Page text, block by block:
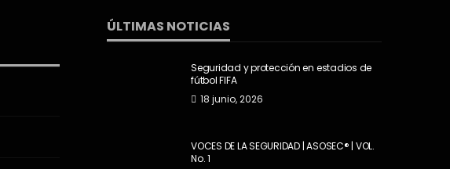
ÚLTIMAS NOTICIAS
Seguridad y protección en estadios de
fútbol FIFA
18 junio, 2026
VOCES DE LA SEGURIDAD | ASOSEC® | VOL.
No. 1